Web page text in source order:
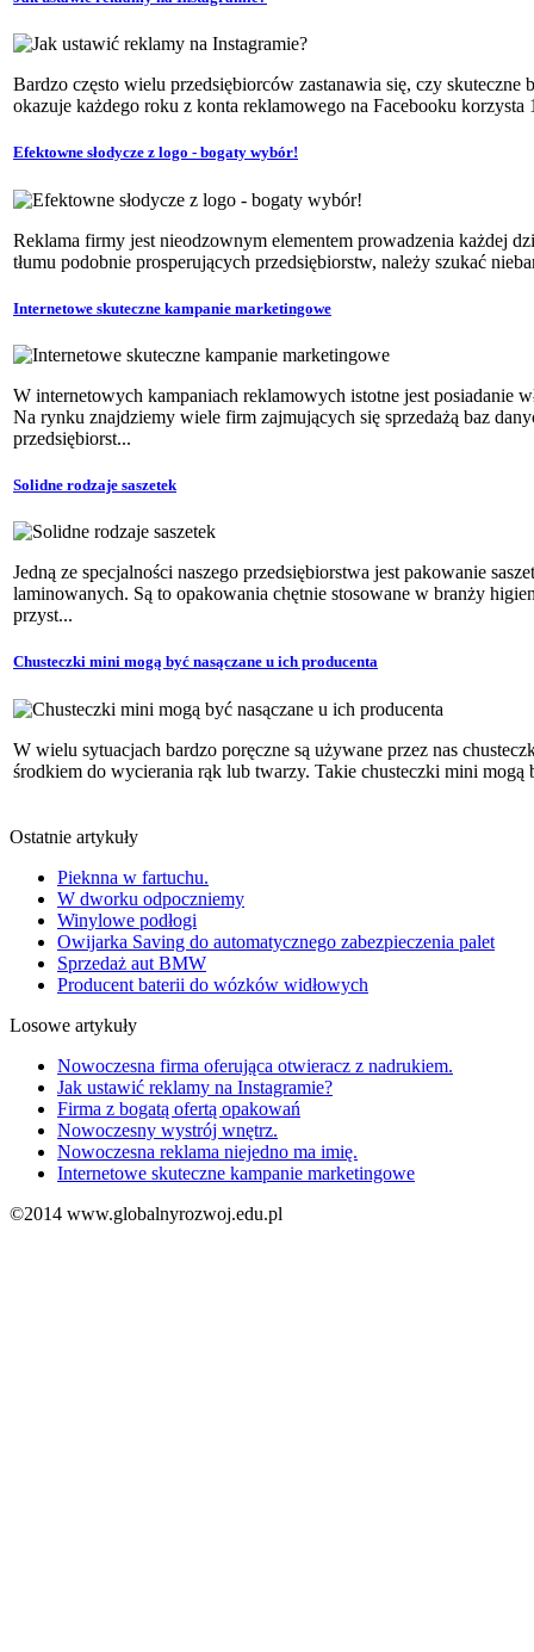
Bardzo często wielu przedsiębiorców zastanawia się, czy skuteczne
okazuje każdego roku z konta reklamowego na Facebooku
Efektowne słodycze z logo - bogaty wybór!
Reklama firmy jest nieodzownym elementem prowadzenia każdej
tłumu podobnie prosperujących przedsiębiorstw, należy szukać
Internetowe skuteczne kampanie marketingowe
W internetowych kampaniach reklamowych istotne jest posiadanie
Na rynku znajdziemy wiele firm zajmujących się sprzedażą baz
przedsiębiorst...
Solidne rodzaje saszetek
Jedną ze specjalności naszego przedsiębiorstwa jest pakowanie
laminowanych. Są to opakowania chętnie stosowane w branży
przyst...
Chusteczki mini mogą być nasączane u ich producenta
W wielu sytuacjach bardzo poręczne są używane przez nas
środkiem do wycierania rąk lub twarzy. Takie chusteczki mini
Ostatnie artykuły
Pieknna w fartuchu.
W dworku odpoczniemy
Winylowe podłogi
Owijarka Saving do automatycznego zabezpieczenia palet
Sprzedaż aut BMW
Producent baterii do wózków widłowych
Losowe artykuły
Nowoczesna firma oferująca otwieracz z nadrukiem.
Jak ustawić reklamy na Instagramie?
Firma z bogatą ofertą opakowań
Nowoczesny wystrój wnętrz.
Nowoczesna reklama niejedno ma imię.
Internetowe skuteczne kampanie marketingowe
©2014 www.globalnyrozwoj.edu.pl